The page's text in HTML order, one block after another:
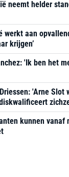
neemt helder
werkt aan
krijgen’
'Ik ben het
'Arne Slot
kunnen vanaf